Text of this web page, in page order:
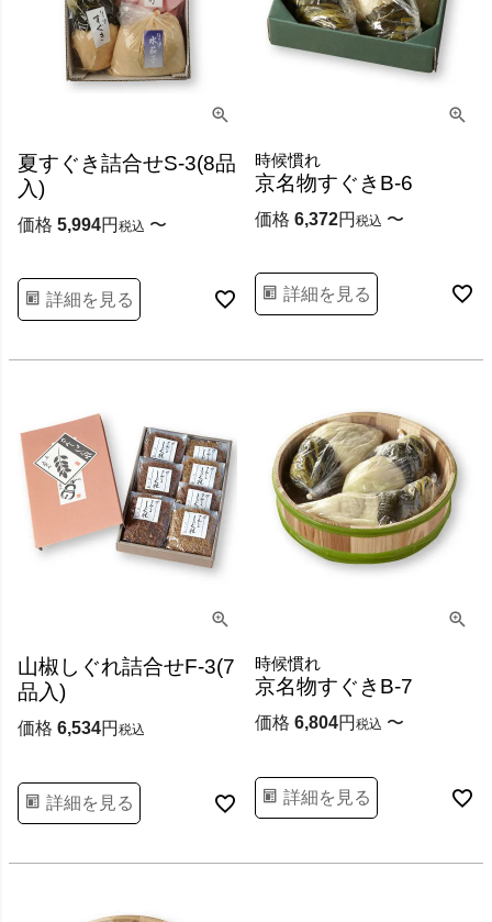
夏すぐき詰合せS-3(8品
入)
価格 5,994 税込 〜
詳細を見る
時候慣れ
京名物すぐきB-6
価格 6,372 税込 〜
詳細を見る
山椒しぐれ詰合せF-3(7
品入)
価格 6,534 税込
詳細を見る
時候慣れ
京名物すぐきB-7
価格 6,804 税込 〜
詳細を見る